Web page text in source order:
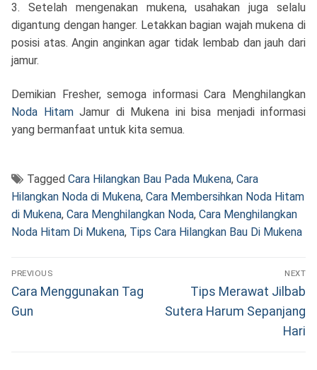
3. Setelah mengenakan mukena, usahakan juga selalu
digantung dengan hanger. Letakkan bagian wajah mukena di
posisi atas. Angin anginkan agar tidak lembab dan jauh dari
jamur.
Demikian Fresher, semoga informasi Cara Menghilangkan
Noda Hitam Jamur di Mukena ini bisa menjadi informasi
yang bermanfaat untuk kita semua.
Tagged Cara Hilangkan Bau Pada Mukena, Cara
Hilangkan Noda di Mukena, Cara Membersihkan Noda Hitam
di Mukena, Cara Menghilangkan Noda, Cara Menghilangkan
Noda Hitam Di Mukena, Tips Cara Hilangkan Bau Di Mukena
Navigasi
pos
PREVIOUS
Previous
post:
Cara Menggunakan Tag
Gun
NEXT
Next
post:
Tips Merawat Jilbab
Sutera Harum Sepanjang
Hari